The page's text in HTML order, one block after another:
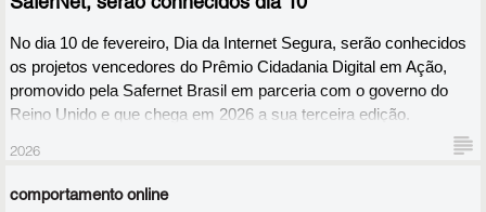
SaferNet, serão conhecidos dia 10
No dia 10 de fevereiro, Dia da Internet Segura, serão conhecidos
os projetos vencedores do Prêmio Cidadania Digital em Ação,
promovido pela Safernet Brasil em parceria com o governo do
Reino Unido e que chega em 2026 a sua terceira edição.
2026
comportamento online